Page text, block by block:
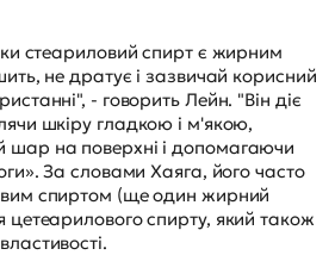
стеариловий спирт є жирним
не дратує і зазвичай корисний
- говорить Лейн. "Він діє
шкіру гладкою і м'якою,
шар на поверхні і допомагаючи
За словами Хаяга, його часто
спиртом (ще один жирний
цетеарилового спирту, який також